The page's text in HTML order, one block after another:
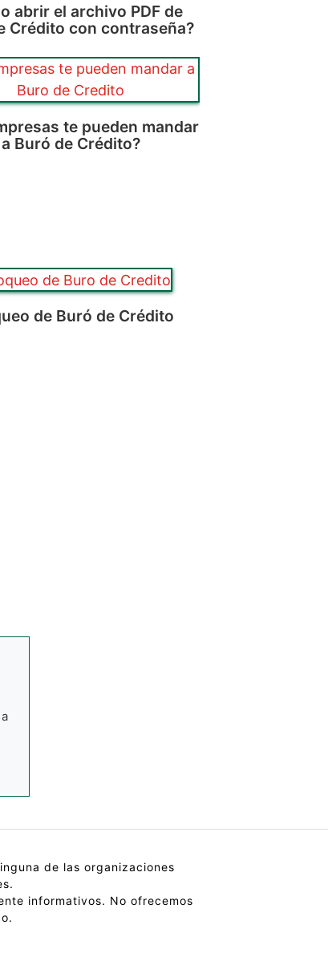
abrir el archivo PDF de
Crédito con contraseña?
te pueden mandar
a Buró de Crédito?
de Buró de Crédito
de las organizaciones
informativos. No ofrecemos